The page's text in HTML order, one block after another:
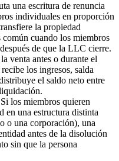
una escritura de renuncia
individuales en proporción
la propiedad
común cuando los miembros
de que la LLC cierre.
venta antes o durante el
los ingresos, salda
el saldo neto entre
los miembros quieren
en una estructura distinta
o una corporación), una
antes de la disolución
sin que la persona